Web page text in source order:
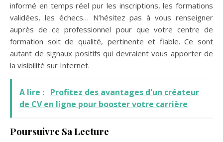
informé en temps réel pur les inscriptions, les formations
validées, les échecs… N’hésitez pas à vous renseigner
auprès de ce professionnel pour que votre centre de
formation soit de qualité, pertinente et fiable. Ce sont
autant de signaux positifs qui devraient vous apporter de
la visibilité sur Internet.
A lire : Profitez des avantages d'un créateur
de CV en ligne pour booster votre carrière
Poursuivre Sa Lecture